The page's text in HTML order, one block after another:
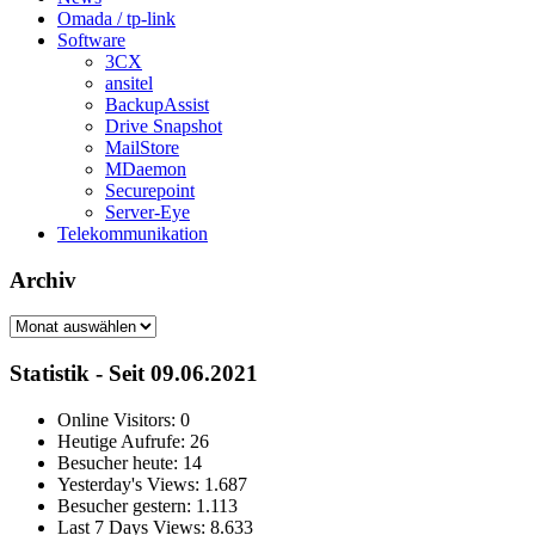
Omada / tp-link
Software
3CX
ansitel
BackupAssist
Drive Snapshot
MailStore
MDaemon
Securepoint
Server-Eye
Telekommunikation
Archiv
Archiv
Statistik - Seit 09.06.2021
Online Visitors: 0
Heutige Aufrufe: 26
Besucher heute: 14
Yesterday's Views: 1.687
Besucher gestern: 1.113
Last 7 Days Views: 8.633